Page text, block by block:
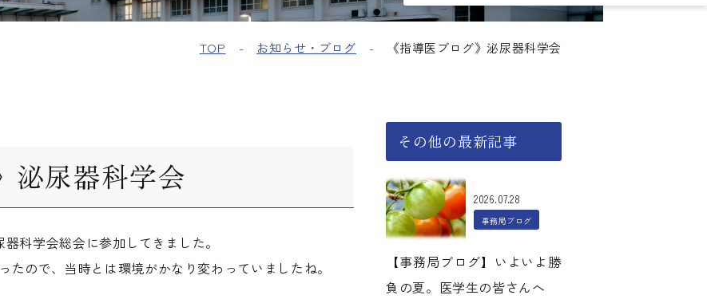
TOP お知らせ・ブログ 《指導医ブログ》泌尿器科学会
泌尿器科学会
科学会総会に参加してきました。
たので、当時とは環境がかなり変わっていましたね。
その他の最新記事
2026.07.28
事務局ブログ
【事務局ブログ】いよいよ勝
負の夏。医学生の皆さんへ